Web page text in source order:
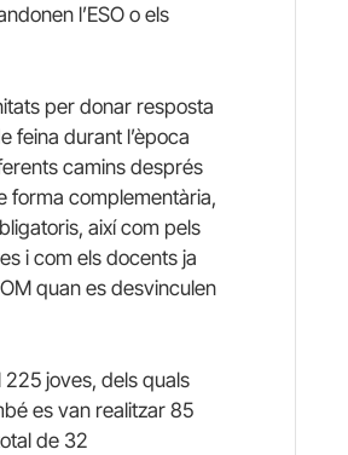
l’ESO o els
per donar resposta
feina durant l’època
camins després
forma complementària,
així com pels
i com els docents ja
quan es desvinculen
225 joves, dels quals
es van realitzar 85
de 32